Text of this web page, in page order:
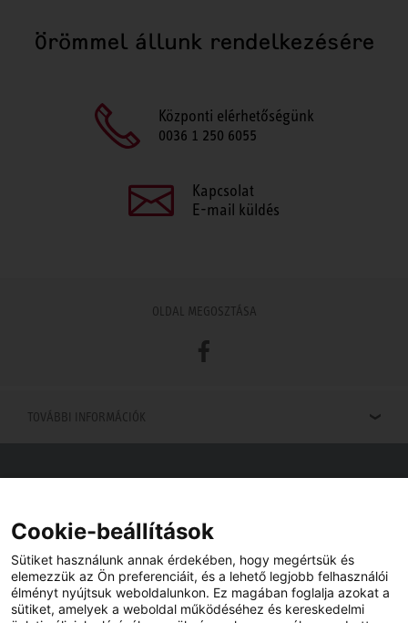
Örömmel állunk rendelkezésére
Központi elérhetőségünk
0036 1 250 6055
Kapcsolat
E-mail küldés
OLDAL MEGOSZTÁSA
Facebook
TOVÁBBI INFORMÁCIÓK
Viszonteladót keres az Ön közelében? Nem probléma.
Cookie-beállítások
Sütiket használunk annak érdekében, hogy megértsük és
elemezzük az Ön preferenciáit, és a lehető legjobb felhasználói
élményt nyújtsuk weboldalunkon. Ez magában foglalja azokat a
sütiket, amelyek a weboldal működéséhez és kereskedelmi